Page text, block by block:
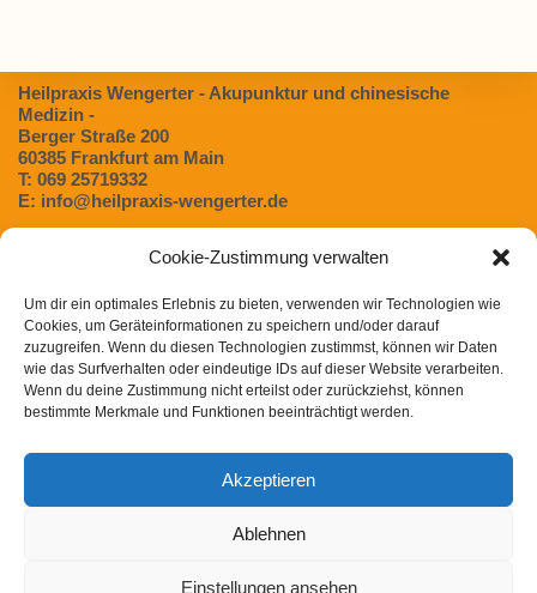
Cookie-Zustimmung verwalten
Um dir ein optimales Erlebnis zu bieten, verwenden wir Technologien wie
Cookies, um Geräteinformationen zu speichern und/oder darauf
zuzugreifen. Wenn du diesen Technologien zustimmst, können wir Daten
wie das Surfverhalten oder eindeutige IDs auf dieser Website verarbeiten.
Wenn du deine Zustimmung nicht erteilst oder zurückziehst, können
bestimmte Merkmale und Funktionen beeinträchtigt werden.
Akzeptieren
Ablehnen
Einstellungen ansehen
Heilpraxis Wengerter - Akupunktur und chinesische
Medizin -
Berger Straße 200
60385 Frankfurt am Main
T: 069 25719332
E: info@heilpraxis-wengerter.de
Dünndarmfehlbesiedlungssyndrom (SIBO) – Eine
unterschätzte Ursache für Verdauungsbeschwerden
Magen- / Darmbeschwerden in der TCM
Chinesische Arzneimitteltherapie bei Heuschnupfen
Winterliche Gewürze und ihre Wirkung nach der TCM